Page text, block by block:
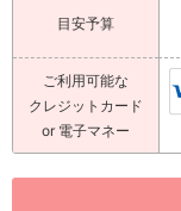
目安予算
ご利用可能な
クレジットカード
or 電子マネー